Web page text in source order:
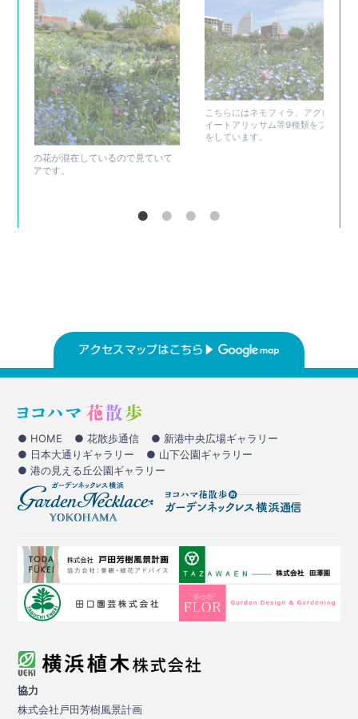
在しているので見ていて
こちらにはネモフィラ、アグロステンマ、ス
イートアリッサム等9種類をブレンドして播種
をしています。
● HOME ● 花散歩通信
● 新港中央広場ギャラリー
● 日本大通りギャラリー
● 山下公園ギャラリー
● 港の見える丘公園ギャラリー
協力
株式会社戸田芳樹風景計画